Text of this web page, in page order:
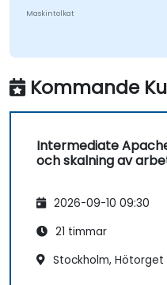
Maskintolkat
Kommande
Intermediate
och skalning av
2026-09-10 09:30
21 timmar
Stockholm, Hötorget